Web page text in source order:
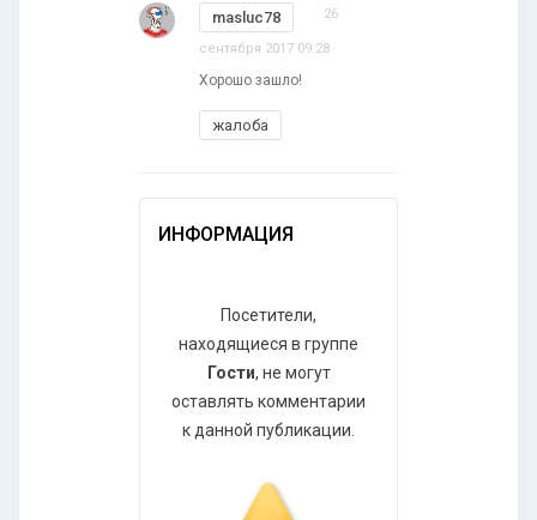
masluc78 26
сентября 2017 09:28
Хорошо зашло!
жалоба
ИНФОРМАЦИЯ
Посетители,
находящиеся в группе
Гости, не могут
оставлять комментарии
к данной публикации.